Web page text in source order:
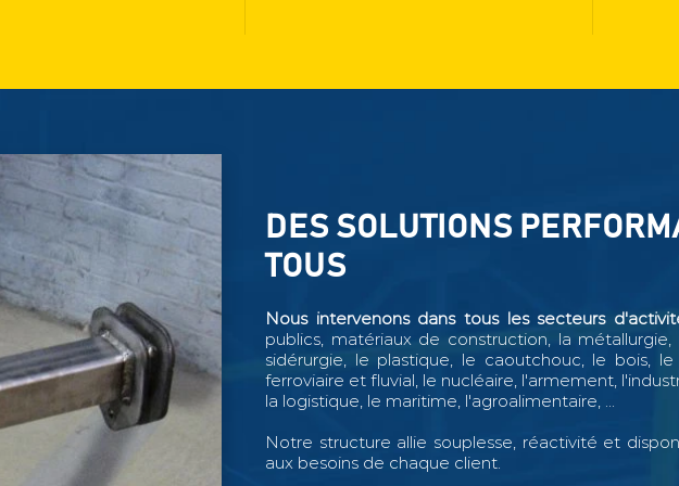
DES SOLUTIONS
TOUS
Nous intervenons dans tous les secteurs
publics, matériaux de construction, la
sidérurgie, le plastique, le caoutchouc, le bois,
ferroviaire et fluvial, le nucléaire, l'armement,
la logistique, le maritime, l'agroalimentaire, ...
Notre structure allie souplesse, réactivité et
aux besoins de chaque client.